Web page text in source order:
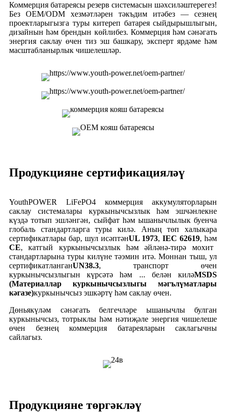
Коммерция батареясы резерв системасын шәхсиләштерегез!
Без OEM/ODM хезмәтләрен тәкъдим итәбез — сезнең
проектларыгызга туры китереп батарея сыйдырышлыгын,
дизайнын һәм брендын көйлибез. Коммерция һәм сәнәгать
энергия саклау өчен тиз эш башкару, эксперт ярдәме һәм
масштабланырлык чишелешләр.
Продукцияне сертификацияләү
YouthPOWER LiFePO4 коммерция аккумуляторларын
саклау системалары куркынычсызлык һәм эшчәнлекне
күздә тотып эшләнгән, сыйфат һәм ышанычлылык буенча
глобаль стандартларга туры килә. Аның төп халыкара
сертификатлары бар, шул исәптәнUL 1973,IEC 62619, һәм
CE, катгый куркынычсызлык һәм әйләнә-тирә мохит
стандартларына туры килүне тәэмин итә. Моннан тыш, ул
сертификатланганUN38.3, транспорт өчен
куркынычсызлыгын күрсәтә һәм ... белән киләMSDS
(Материаллар куркынычсызлыгы мәгълүматлары
кәгазе)куркынычсыз эшкәртү һәм саклау өчен.
Дөньякүләм сәнәгать белгечләре ышанычлы булган
куркынычсыз, тотрыклы һәм нәтиҗәле энергия чишелеше
өчен безнең коммерция батареяларын саклагычны
сайлагыз.
Продукцияне төргәкләү